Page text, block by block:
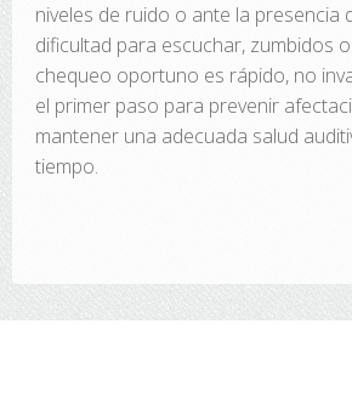
niveles de ruido o ante la presencia
dificultad para escuchar, zumbidos
chequeo oportuno es rápido, no
el primer paso para prevenir
mantener una adecuada salud
tiempo.